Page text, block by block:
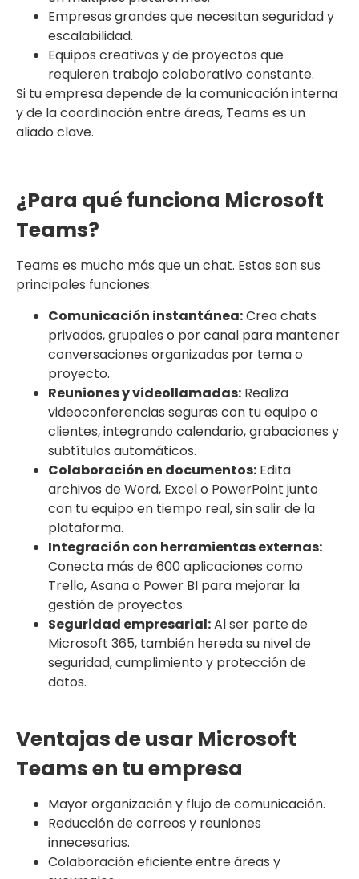
Empresas grandes que necesitan seguridad y
escalabilidad.
Equipos creativos y de proyectos que
requieren trabajo colaborativo constante.
Si tu empresa depende de la comunicación interna
y de la coordinación entre áreas, Teams es un
aliado clave.
¿Para qué funciona Microsoft
Teams?
Teams es mucho más que un chat. Estas son sus
principales funciones:
Comunicación instantánea:Crea chats
privados, grupales o por canal para mantener
conversaciones organizadas por tema o
proyecto.
Reuniones y videollamadas: Realiza
videoconferencias seguras con tu equipo o
clientes, integrando calendario, grabaciones y
subtítulos automáticos.
Colaboración en documentos: Edita
archivos de Word, Excel o PowerPoint junto
con tu equipo en tiempo real, sin salir de la
plataforma.
Integración con herramientas externas:
Conecta más de 600 aplicaciones como
Trello, Asana o Power BI para mejorar la
gestión de proyectos.
Seguridad empresarial:Al ser parte de
Microsoft 365, también hereda su nivel de
seguridad, cumplimiento y protección de
datos.
Ventajas de usar Microsoft
Teams en tu empresa
Mayor organización y flujo de comunicación.
Reducción de correos y reuniones
innecesarias.
Colaboración eficiente entre áreas y